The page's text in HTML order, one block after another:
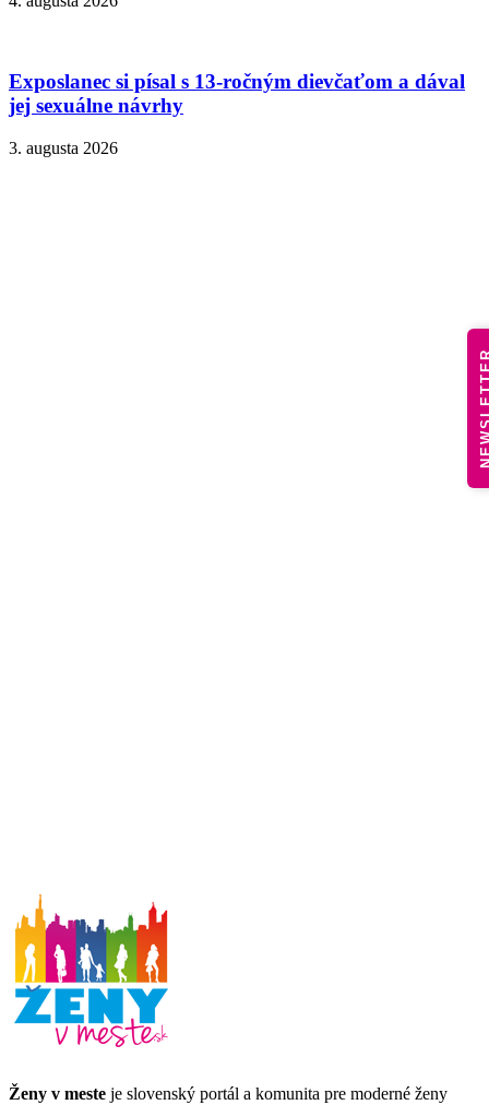
Exposlanec si písal s 13-ročným dievčaťom a dával
jej sexuálne návrhy
3. augusta 2026
Ženy v meste je slovenský portál a komunita pre moderné ženy